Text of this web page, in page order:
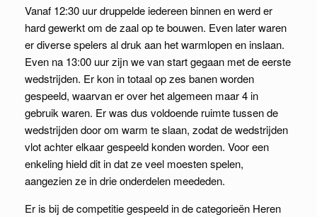
Vanaf 12:30 uur druppelde iedereen binnen en werd er
hard gewerkt om de zaal op te bouwen. Even later waren
er diverse spelers al druk aan het warmlopen en inslaan.
Even na 13:00 uur zijn we van start gegaan met de eerste
wedstrijden. Er kon in totaal op zes banen worden
gespeeld, waarvan er over het algemeen maar 4 in
gebruik waren. Er was dus voldoende ruimte tussen de
wedstrijden door om warm te slaan, zodat de wedstrijden
vlot achter elkaar gespeeld konden worden. Voor een
enkeling hield dit in dat ze veel moesten spelen,
aangezien ze in drie onderdelen meededen.
Er is bij de competitie gespeeld in de categorieën Heren